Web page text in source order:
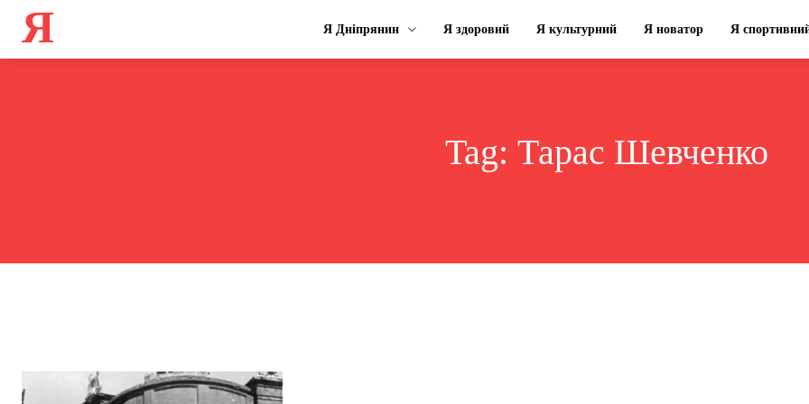
Я Я Дніпрянин Я здоровий Я культурний Я новатор Я
Tag: Тарас Шевченко